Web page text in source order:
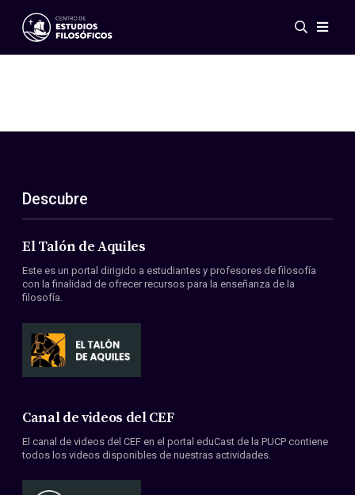
Eventos
ES
EN
Acerca de nosotros
Miembros
Convenios
Descubre
El Talón de Aquiles
Este es un portal dirigido a estudiantes y profesores de filosofía
con la finalidad de ofrecer recursos para la enseñanza de la
filosofía.
Canal de videos del CEF
El canal de videos del CEF en el portal eduCast de la PUCP contiene
todos los videos disponibles de nuestras actividades.